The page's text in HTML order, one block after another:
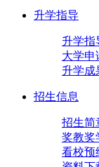
升学指导
升学指
大学申
升学成
招生信息
招生简
奖教奖
看校预